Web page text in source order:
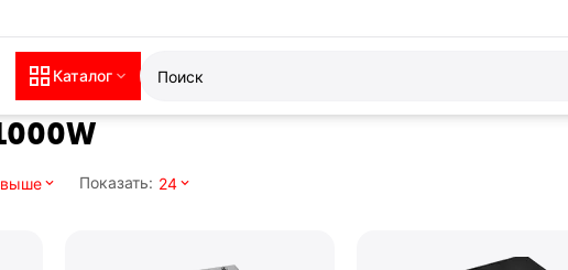
Каталог
Показать: 24